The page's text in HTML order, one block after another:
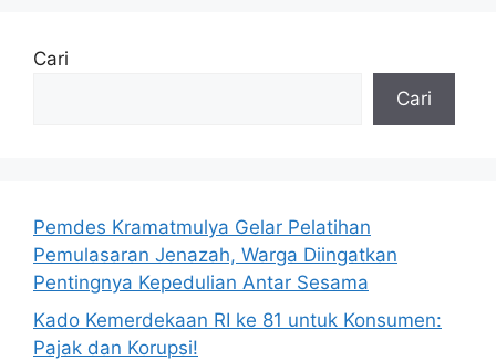
Cari
Cari
Pemdes Kramatmulya Gelar Pelatihan
Pemulasaran Jenazah, Warga Diingatkan
Pentingnya Kepedulian Antar Sesama
Kado Kemerdekaan RI ke 81 untuk Konsumen:
Pajak dan Korupsi!